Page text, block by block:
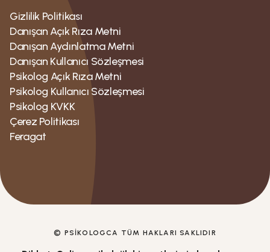
Gizlilik Politikası
Danışan Açık Rıza Metni
Danışan Aydınlatma Metni
Danışan Kullanıcı Sözleşmesi
Psikolog Açık Rıza Metni
Psikolog Kullanıcı Sözleşmesi
Psikolog KVKK
Çerez Politikası
Feragat
© PSIKOLOGCA TÜM HAKLARI SAKLIDIR